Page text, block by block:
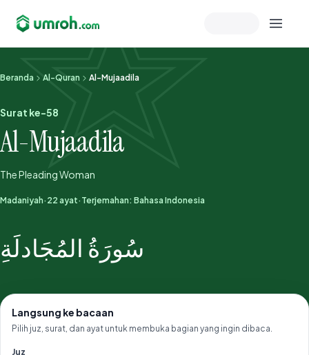
Memeriksa sesi akun
Beranda Al-Quran Al-Mujaadila
Surat ke-58
Al-Mujaadila
The Pleading Woman
Madaniyah· 22 ayat· Terjemahan: Bahasa Indonesia
سُورَةُ المُجَادلَةِ
Langsung ke bacaan
Pilih juz, surat, dan ayat untuk membuka bagian yang ingin dibaca.
Juz